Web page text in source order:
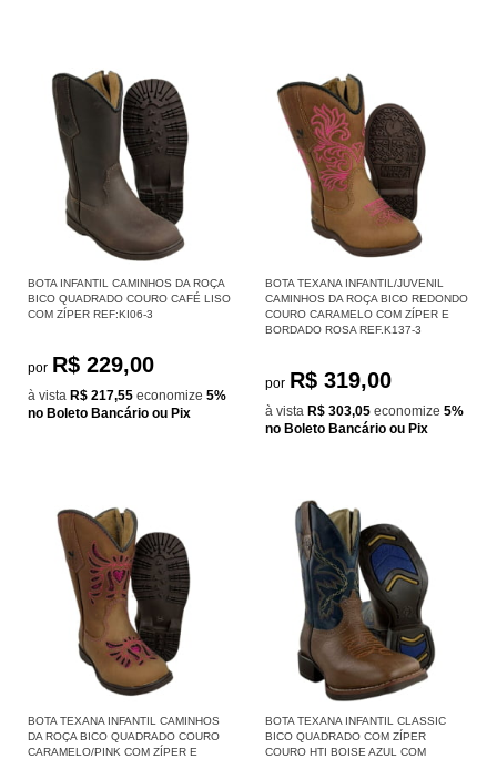
BOTA INFANTIL CAMINHOS DA ROÇA
BICO QUADRADO COURO CAFÉ LISO
COM ZÍPER REF:KI06-3
por R$ 229,00
à vista R$ 217,55 economize 5%
no Boleto Bancário ou Pix
BOTA TEXANA INFANTIL/JUVENIL
CAMINHOS DA ROÇA BICO REDONDO
COURO CARAMELO COM ZÍPER E
BORDADO ROSA REF.K137-3
por R$ 319,00
à vista R$ 303,05 economize 5%
no Boleto Bancário ou Pix
BOTA TEXANA INFANTIL CAMINHOS
DA ROÇA BICO QUADRADO COURO
CARAMELO/PINK COM ZÍPER E
BOTA TEXANA INFANTIL CLASSIC
BICO QUADRADO COM ZÍPER
COURO HTI BOISE AZUL COM